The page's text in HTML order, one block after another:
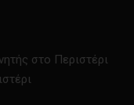
στο Περιστέρι